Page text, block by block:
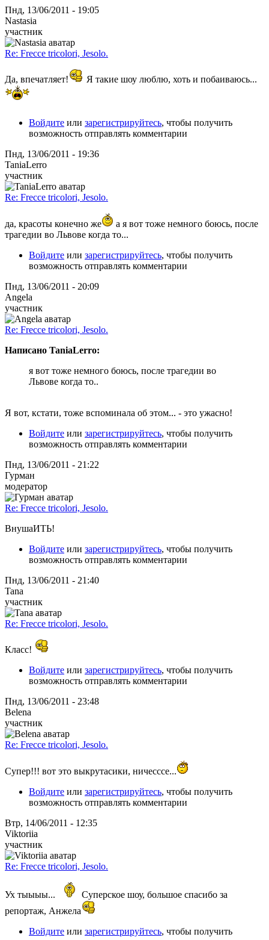
Пнд, 13/06/2011 - 19:05
Nastasia
участник
Re: Frecce tricolori, Jesolo.
Да, впечатляет! Я такие шоу люблю, хоть и побаиваюсь...
Войдите или зарегистрируйтесь, чтобы получить
возможность отправлять комментарии
Пнд, 13/06/2011 - 19:36
TaniaLerro
участник
Re: Frecce tricolori, Jesolo.
да, красоты конечно же
а я вот тоже немного боюсь, после
трагедии во Львове когда то...
Войдите или зарегистрируйтесь, чтобы получить
возможность отправлять комментарии
Пнд, 13/06/2011 - 20:09
Angela
участник
Re: Frecce tricolori, Jesolo.
Написано TaniaLerro:
я вот тоже немного боюсь, после трагедии во
Львове когда то..
Я вот, кстати, тоже вспоминала об этом... - это ужасно!
Войдите или зарегистрируйтесь, чтобы получить
возможность отправлять комментарии
Пнд, 13/06/2011 - 21:22
Гурман
модератор
Re: Frecce tricolori, Jesolo.
ВнушаИТЬ!
Войдите или зарегистрируйтесь, чтобы получить
возможность отправлять комментарии
Пнд, 13/06/2011 - 21:40
Tana
участник
Re: Frecce tricolori, Jesolo.
Класс!
Войдите или зарегистрируйтесь, чтобы получить
возможность отправлять комментарии
Пнд, 13/06/2011 - 23:48
Belena
участник
Re: Frecce tricolori, Jesolo.
Супер!!! вот это выкрутасики, ничесссе...
Войдите или зарегистрируйтесь, чтобы получить
возможность отправлять комментарии
Втр, 14/06/2011 - 12:35
Viktoriia
участник
Re: Frecce tricolori, Jesolo.
Ух тыыыы...
Суперское шоу, большое спасибо за
репортаж, Анжела
Войдите или зарегистрируйтесь, чтобы получить